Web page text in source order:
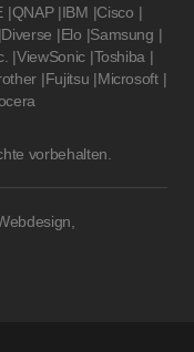
|QNAP |IBM |Cisco |
|Diverse |Elo |Samsung |
|ViewSonic |Toshiba |
|Fujitsu |Microsoft |
vorbehalten.